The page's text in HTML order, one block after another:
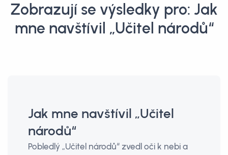
Zobrazují se výsledky pro: Jak
mne navštívil „Učitel národů“
Jak mne navštívil „Učitel
národů“
Pobledlý „Učitel národů“ zvedl oči k nebi a